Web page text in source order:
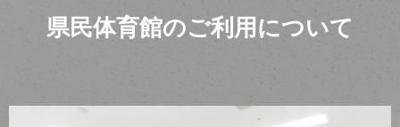
県民体育館のご利用について